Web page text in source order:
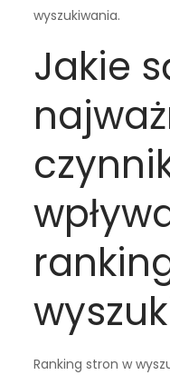
wyszukiwania.
Jakie
Ranking stron w